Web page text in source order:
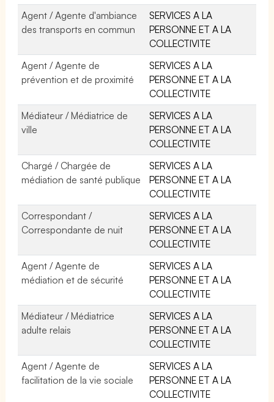
Agent / Agente d'ambiance
des transports en commun
SERVICES A LA
PERSONNE ET A LA
COLLECTIVITE
Agent / Agente de
prévention et de proximité
SERVICES A LA
PERSONNE ET A LA
COLLECTIVITE
Médiateur / Médiatrice de
ville
SERVICES A LA
PERSONNE ET A LA
COLLECTIVITE
Chargé / Chargée de
médiation de santé publique
SERVICES A LA
PERSONNE ET A LA
COLLECTIVITE
Correspondant /
Correspondante de nuit
SERVICES A LA
PERSONNE ET A LA
COLLECTIVITE
Agent / Agente de
médiation et de sécurité
SERVICES A LA
PERSONNE ET A LA
COLLECTIVITE
Médiateur / Médiatrice
adulte relais
SERVICES A LA
PERSONNE ET A LA
COLLECTIVITE
Agent / Agente de
facilitation de la vie sociale
SERVICES A LA
PERSONNE ET A LA
COLLECTIVITE